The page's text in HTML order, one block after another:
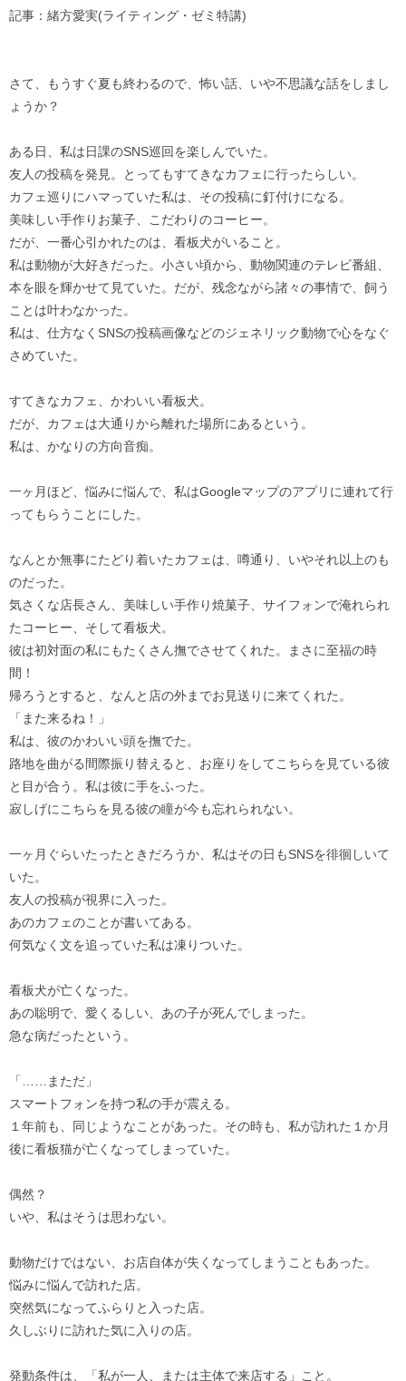
記事：緒方愛実(ライティング・ゼミ特講)
さて、もうすぐ夏も終わるので、怖い話、いや不思議な話をしまし
ょうか？
ある日、私は日課のSNS巡回を楽しんでいた。
友人の投稿を発見。とってもすてきなカフェに行ったらしい。
カフェ巡りにハマっていた私は、その投稿に釘付けになる。
美味しい手作りお菓子、こだわりのコーヒー。
だが、一番心引かれたのは、看板犬がいること。
私は動物が大好きだった。小さい頃から、動物関連のテレビ番組、
本を眼を輝かせて見ていた。だが、残念ながら諸々の事情で、飼う
ことは叶わなかった。
私は、仕方なくSNSの投稿画像などのジェネリック動物で心をなぐ
さめていた。
すてきなカフェ、かわいい看板犬。
だが、カフェは大通りから離れた場所にあるという。
私は、かなりの方向音痴。
一ヶ月ほど、悩みに悩んで、私はGoogleマップのアプリに連れて行
ってもらうことにした。
なんとか無事にたどり着いたカフェは、噂通り、いやそれ以上のも
のだった。
気さくな店長さん、美味しい手作り焼菓子、サイフォンで淹れられ
たコーヒー、そして看板犬。
彼は初対面の私にもたくさん撫でさせてくれた。まさに至福の時
間！
帰ろうとすると、なんと店の外までお見送りに来てくれた。
「また来るね！」
私は、彼のかわいい頭を撫でた。
路地を曲がる間際振り替えると、お座りをしてこちらを見ている彼
と目が合う。私は彼に手をふった。
寂しげにこちらを見る彼の瞳が今も忘れられない。
一ヶ月ぐらいたったときだろうか、私はその日もSNSを徘徊しいて
いた。
友人の投稿が視界に入った。
あのカフェのことが書いてある。
何気なく文を追っていた私は凍りついた。
看板犬が亡くなった。
あの聡明で、愛くるしい、あの子が死んでしまった。
急な病だったという。
「……まただ」
スマートフォンを持つ私の手が震える。
１年前も、同じようなことがあった。その時も、私が訪れた１か月
後に看板猫が亡くなってしまっていた。
偶然？
いや、私はそうは思わない。
動物だけではない、お店自体が失くなってしまうこともあった。
悩みに悩んで訪れた店。
突然気になってふらりと入った店。
久しぶりに訪れた気に入りの店。
発動条件は、「私が一人、または主体で来店する」こと。